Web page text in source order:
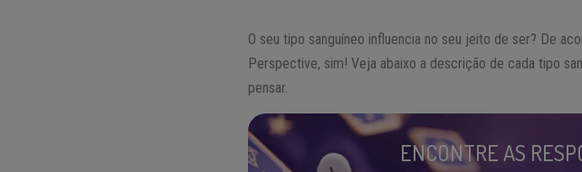
O seu tipo sanguíneo influencia no seu jeito de ser? De
Perspective, sim! Veja abaixo a descrição de cada tipo
pensar.
ENCONTRE AS